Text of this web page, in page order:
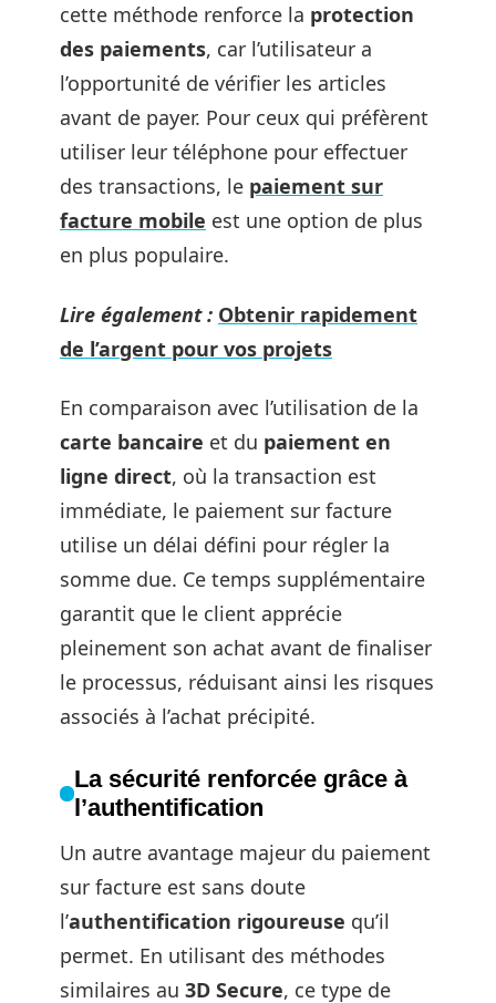
cette méthode renforce la protection
des paiements, car l’utilisateur a
l’opportunité de vérifier les articles
avant de payer. Pour ceux qui préfèrent
utiliser leur téléphone pour effectuer
des transactions, le paiement sur
facture mobile est une option de plus
en plus populaire.
Lire également : Obtenir rapidement
de l’argent pour vos projets
En comparaison avec l’utilisation de la
carte bancaire et du paiement en
ligne direct, où la transaction est
immédiate, le paiement sur facture
utilise un délai défini pour régler la
somme due. Ce temps supplémentaire
garantit que le client apprécie
pleinement son achat avant de finaliser
le processus, réduisant ainsi les risques
associés à l’achat précipité.
La sécurité renforcée grâce à
l’authentification
Un autre avantage majeur du paiement
sur facture est sans doute
l’authentification rigoureuse qu’il
permet. En utilisant des méthodes
similaires au 3D Secure, ce type de